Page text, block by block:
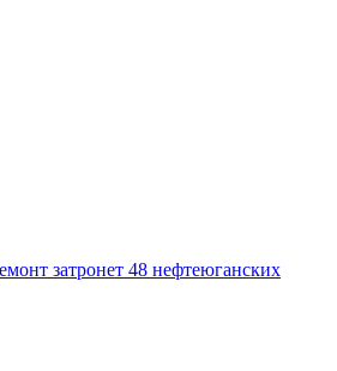
затронет 48 нефтеюганских